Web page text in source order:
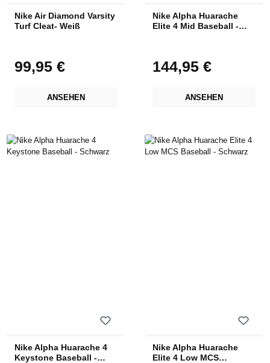
Nike Air Diamond Varsity
Turf Cleat- Weiß
Regulärer Preis:
99,95 €
ANSEHEN
Nike Alpha Huarache
Elite 4 Mid Baseball -
Regulärer Preis:
144,95 €
ANSEHEN
Nike Alpha Huarache 4
Keystone Baseball -
Nike Alpha Huarache
Elite 4 Low MCS